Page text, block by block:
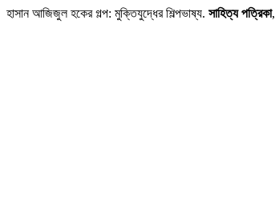
হাসান আজিজুল হকের গল্প: মুক্তিযুদ্ধের শিল্পভাষ্য. সাহিত্য পত্রিকা,